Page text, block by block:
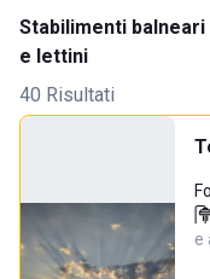
Stabilimenti
e lettini
40 Risultati
e